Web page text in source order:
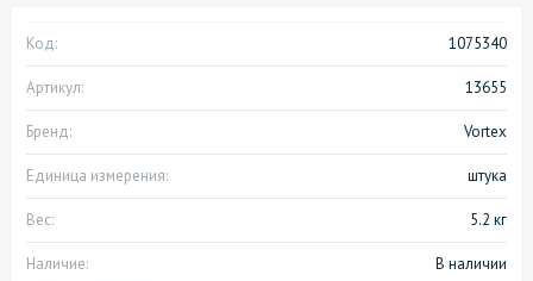
Код: 1075340
Артикул: 13655
Бренд: Vortex
Единица измерения: штука
Вес: 5.2 кг
Наличие:
В наличии